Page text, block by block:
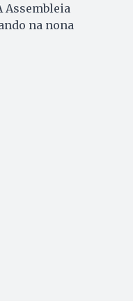
Assembleia
na nona